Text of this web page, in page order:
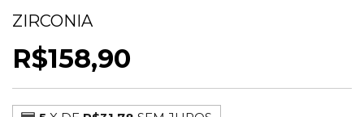
ZIRCONIA
R$158,90